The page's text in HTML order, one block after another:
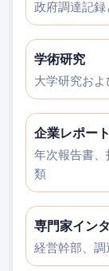
政府調達記
学術研究
大学研究お
企業レポート
年次報告書
類
専門家イン
経営幹部、調